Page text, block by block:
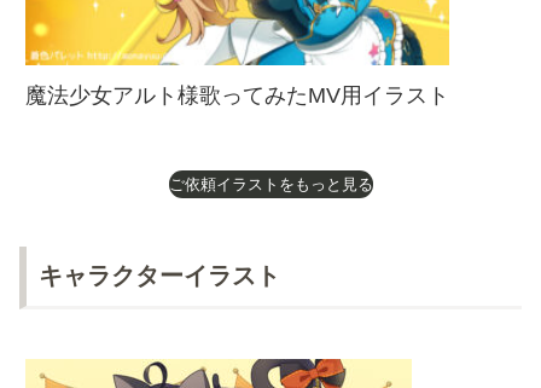
魔法少女アルト様歌ってみたMV用イラスト
ご依頼イラストをもっと見る
キャラクターイラスト